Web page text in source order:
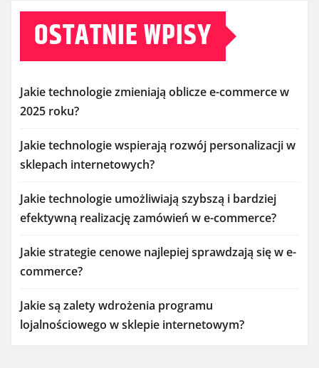
OSTATNIE WPISY
Jakie technologie zmieniają oblicze e-commerce w
2025 roku?
Jakie technologie wspierają rozwój personalizacji w
sklepach internetowych?
Jakie technologie umożliwiają szybszą i bardziej
efektywną realizację zamówień w e-commerce?
Jakie strategie cenowe najlepiej sprawdzają się w e-
commerce?
Jakie są zalety wdrożenia programu
lojalnościowego w sklepie internetowym?